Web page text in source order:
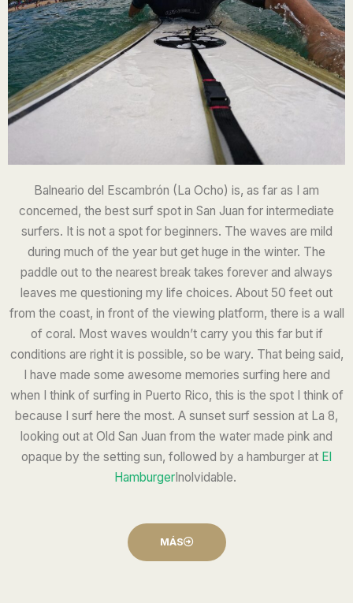
Balneario del Escambrón (La Ocho) is, as far as I am
concerned, the best surf spot in San Juan for intermediate
surfers. It is not a spot for beginners. The waves are mild
during much of the year but get huge in the winter. The
paddle out to the nearest break takes forever and always
leaves me questioning my life choices. About 50 feet out
from the coast, in front of the viewing platform, there is a wall
of coral. Most waves wouldn’t carry you this far but if
conditions are right it is possible, so be wary. That being said,
I have made some awesome memories surfing here and
when I think of surfing in Puerto Rico, this is the spot I think of
because I surf here the most. A sunset surf session at La 8,
looking out at Old San Juan from the water made pink and
opaque by the setting sun, followed by a hamburger at El
HamburgerInolvidable.
MÁS